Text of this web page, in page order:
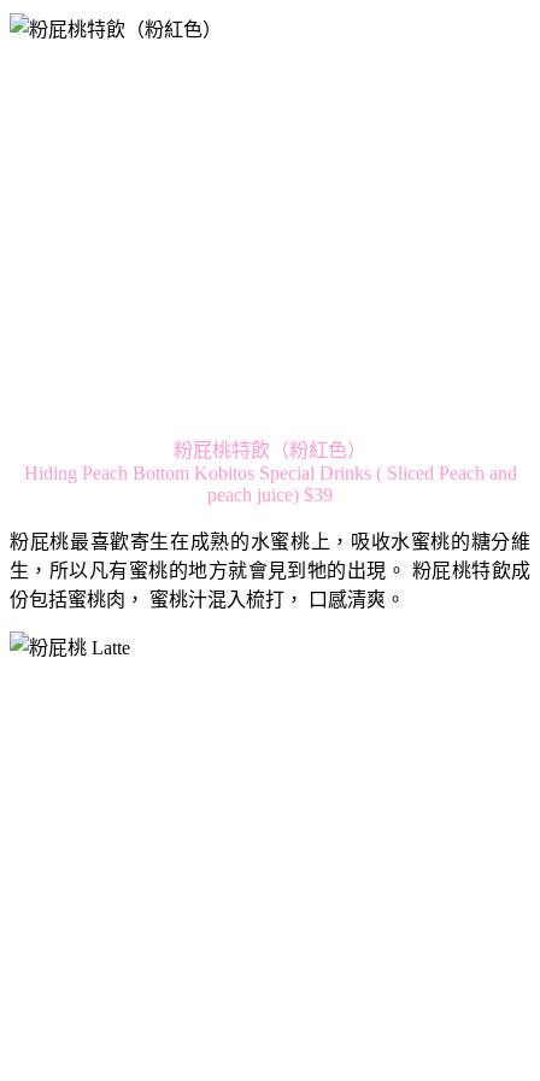
粉屁桃特飲（粉紅色）
Hiding Peach Bottom Kobitos Special Drinks ( Sliced Peach and
peach juice) $39
粉屁桃最喜歡寄生在成熟的水蜜桃上，吸收水蜜桃的糖分維
生，所以凡有蜜桃的地方就會見到牠的出現。 粉屁桃特飲成
份包括蜜桃肉， 蜜桃汁混入梳打， 口感清爽。